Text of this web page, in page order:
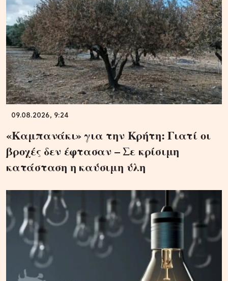
09.08.2026, 9:24
«Καμπανάκι» για την Κρήτη: Γιατί οι
βροχές δεν έφτασαν – Σε κρίσιμη
κατάσταση η καύσιμη ύλη